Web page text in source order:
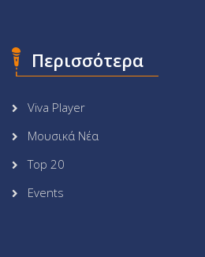
Περισσότερα
Viva Player
Μουσικά Νέα
Top 20
Events